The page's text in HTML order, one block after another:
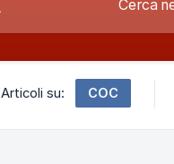
Articoli su: COC